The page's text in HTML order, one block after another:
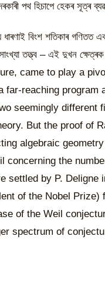
পথ হিচাপে হেকৰ সূত্ৰ
ধাৰণাই বিংশ শতিকাৰ
তত্ত্ব – এই দুখন
came to play a
far-reaching
seemingly different
But the proof of
algebraic
concerning the
settled by P. Deligne
of the Nobel
of the Weil
spectrum of